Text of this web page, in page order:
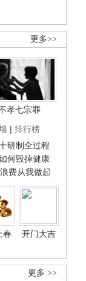
更多>>
孝七宗罪
| 排行榜
研制全过程
何毁掉健康
费从我做起
春
开门大吉
更多 >>